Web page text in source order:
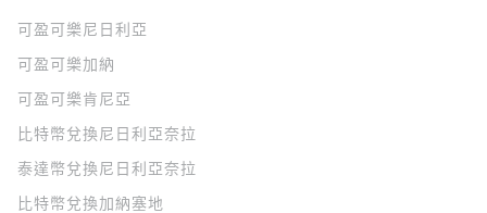
可盈可樂 尼日利亞
可盈可樂加納
可盈可樂肯尼亞
比特幣兌換尼日利亞奈拉
泰達幣兌換尼日利亞奈拉
比特幣兌換加納塞地